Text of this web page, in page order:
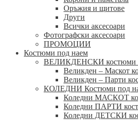
Оръжия и щитове
Други
Всички аксесоари
Фотографски аксесоари
ПРОМОЦИИ
Костюми под наем
ВЕЛИКДЕНСКИ костюми
Великден – Маскот
Великден – Парти
КОЛЕДНИ Костюми под
Коледни МАСКОТ
Коледни ПАРТИ
Коледни ДЕТСКИ